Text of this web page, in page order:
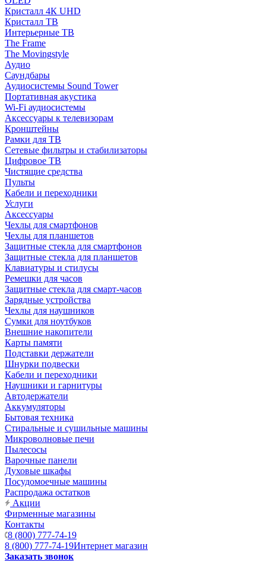
Кристалл 4К UHD
Кристалл ТВ
Интерьерные ТВ
The Frame
The Movingstyle
Аудио
Саундбары
Аудиосистемы Sound Tower
Портативная акустика
Wi-Fi аудиосистемы
Аксессуары к телевизорам
Кронштейны
Рамки для ТВ
Сетевые фильтры и стабилизаторы
Цифровое ТВ
Чистящие средства
Пульты
Кабели и переходники
Услуги
Аксессуары
Чехлы для смартфонов
Чехлы для планшетов
Защитные стекла для смартфонов
Защитные стекла для планшетов
Клавиатуры и стилусы
Ремешки для часов
Защитные стекла для смарт-часов
Зарядные устройства
Чехлы для наушников
Сумки для ноутбуков
Внешние накопители
Карты памяти
Подставки держатели
Шнурки подвески
Кабели и переходники
Наушники и гарнитуры
Автодержатели
Аккумуляторы
Бытовая техника
Стиральные и сушильные машины
Микроволновые печи
Пылесосы
Варочные панели
Духовые шкафы
Посудомоечные машины
Распродажа остатков
Акции
Фирменные магазины
Контакты
8 (800) 777-74-19
8 (800) 777-74-19Интернет магазин
Заказать звонок